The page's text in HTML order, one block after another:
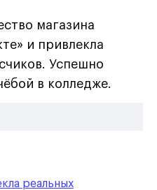
магазина
и привлекла
Успешно
в колледже.
реальных